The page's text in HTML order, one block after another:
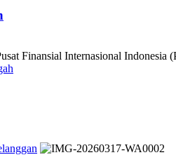
Finansial Internasional Indonesia